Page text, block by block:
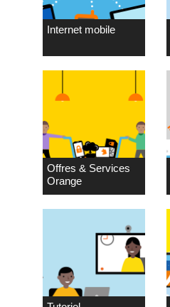
Internet mobile
Offres & Services
Orange